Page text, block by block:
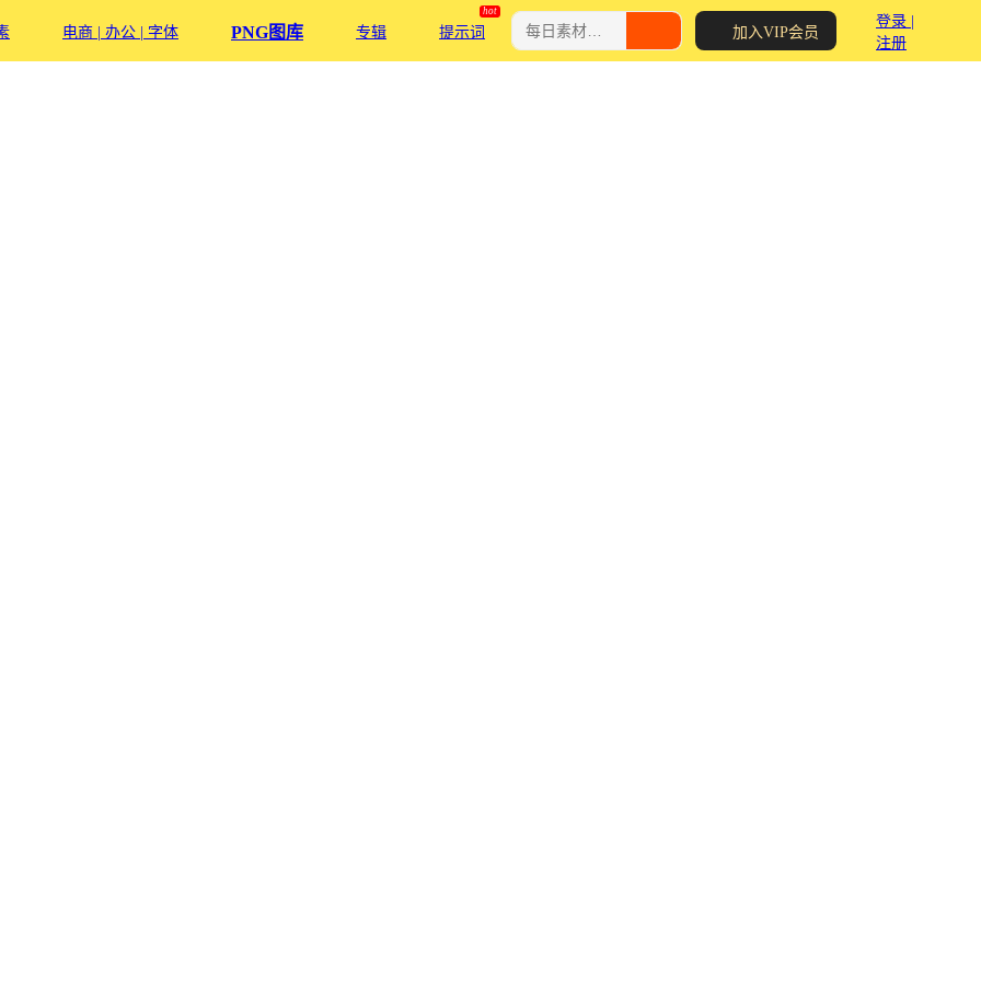
电商 | 办公 | 字体 PNG图库 专辑 提示词 加入VIP会员
登录 |
注册